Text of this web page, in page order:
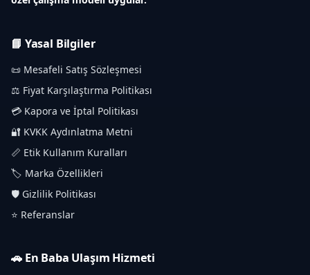
📘 Yasal Bilgiler
📜 Mesafeli Satış Sözleşmesi
⚖️ Fiyat Karşılaştırma Politikası
💳 Kapora ve İptal Politikası
🔐 KVKK Aydınlatma Metni
📏 Etik Kullanım Kuralları
🏷️ Marka Özellikleri
🛡️ Gizlilik Politikası
⭐ Referanslar
🚗 En Baba Ulaşım Hizmeti